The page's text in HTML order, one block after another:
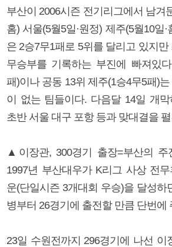
부산이 2006시즌 전기리그에서 남겨
홈) 서울(5월5일·원정) 제주(5월10일
은 2승7무1패로 5위를 달리고 있지만
무승부를 기록하는 부진에 빠져있
패)이나 공동 13위 제주(1승4무5패)
이 없는 팀들이다. 다음달 14일 개
초반 서울 대구 포항 등과 맞대결을
▲이장관, 300경기 출장=부산의 주
1997년 부산대우가 K리그 사상 전
운(단일시즌 3개대회 우승)을 달성하
병부터 26경기에 출전할 만큼 단번에
23일 수원전까지 296경기에 나선 이